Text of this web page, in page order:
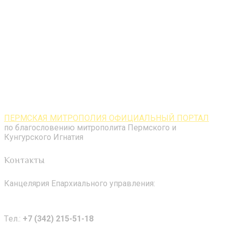
ПЕРМСКАЯ МИТРОПОЛИЯ ОФИЦИАЛЬНЫЙ ПОРТАЛ
по благословению митрополита Пермского и
Кунгурского Игнатия
Контакты
Канцелярия Епархиального управления:
Tел.: +7 (342) 215-51-18